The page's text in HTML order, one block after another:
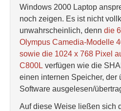
Windows 2000 Laptop
noch zeigen. Es ist nicht
unwahrscheinlich, denn die
Olympus Camedia-Modelle
sowie die 1024 x 768 Pixel
C800L verfügen wie die
einen internen Speicher, der
Software ausgelesen/
Auf diese Weise ließen sich